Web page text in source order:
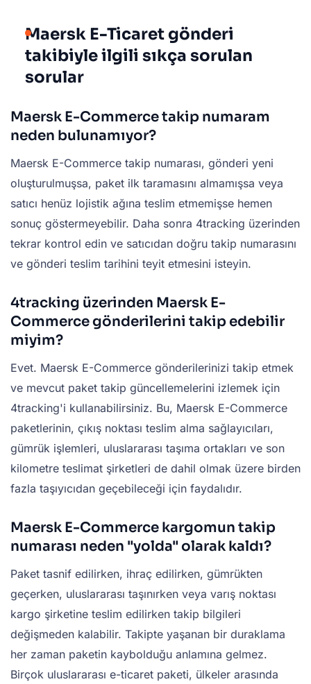
Maersk E-Ticaret gönderi
takibiyle ilgili sıkça sorulan
sorular
Maersk E-Commerce takip numaram
neden bulunamıyor?
Maersk E-Commerce takip numarası, gönderi yeni
oluşturulmuşsa, paket ilk taramasını almamışsa veya
satıcı henüz lojistik ağına teslim etmemişse hemen
sonuç göstermeyebilir. Daha sonra 4tracking üzerinden
tekrar kontrol edin ve satıcıdan doğru takip numarasını
ve gönderi teslim tarihini teyit etmesini isteyin.
4tracking üzerinden Maersk E-
Commerce gönderilerini takip edebilir
miyim?
Evet. Maersk E-Commerce gönderilerinizi takip etmek
ve mevcut paket takip güncellemelerini izlemek için
4tracking'i kullanabilirsiniz. Bu, Maersk E-Commerce
paketlerinin, çıkış noktası teslim alma sağlayıcıları,
gümrük işlemleri, uluslararası taşıma ortakları ve son
kilometre teslimat şirketleri de dahil olmak üzere birden
fazla taşıyıcıdan geçebileceği için faydalıdır.
Maersk E-Commerce kargomun takip
numarası neden "yolda" olarak kaldı?
Paket tasnif edilirken, ihraç edilirken, gümrükten
geçerken, uluslararası taşınırken veya varış noktası
kargo şirketine teslim edilirken takip bilgileri
değişmeden kalabilir. Takipte yaşanan bir duraklama
her zaman paketin kaybolduğu anlamına gelmez.
Birçok uluslararası e-ticaret paketi, ülkeler arasında